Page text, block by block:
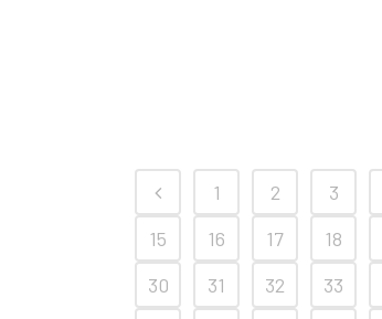
1 2 3
15
16 17 18
30
31 32 33